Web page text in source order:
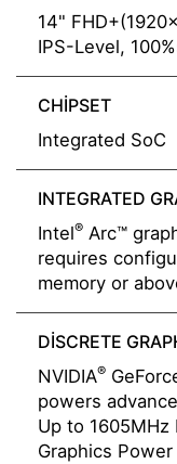
14"
IPS-Level,
CHIPSET
Integrated SoC
INTEGRATED
Intel® Arc™
requires
memory or
DISCRETE
NVIDIA®
powers
Up to
Graphics